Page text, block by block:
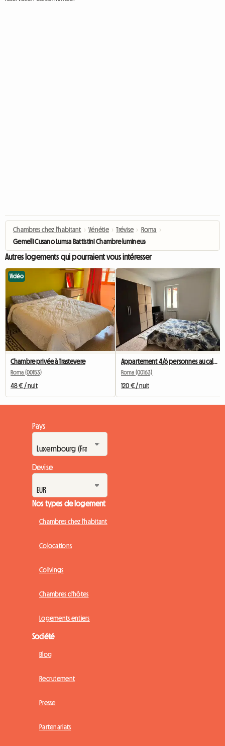
Chambres chez l'habitant › Vénétie › Trévise › Roma ›
Gemelli Cusano Lumsa Battistini Chambre lumineuse
Autres logements qui pourraient vous intéresser
Vidéo
Chambre privée à Trastevere
Roma (00153)
48 € / nuit
Roma (00163)
120 € / nuit
Pays
Devise
Nos types de logement
Chambres chez l'habitant
Colocations
Colivings
Chambres d'hôtes
Logements entiers
Société
Blog
Recrutement
Presse
Partenariats